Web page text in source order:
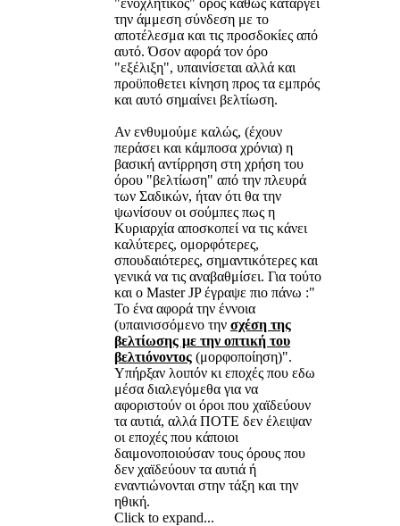
την άμμεση σύνδεση με το
αποτέλεσμα και τις προσδοκίες από
αυτό. Όσον αφορά τον όρο
"εξέλιξη", υπαινίσεται αλλά και
προϋποθετει κίνηση προς τα εμπρός
και αυτό σημαίνει βελτίωση.
Αν ενθυμούμε καλώς, (έχουν
περάσει και κάμποσα χρόνια) η
βασική αντίρρηση στη χρήση του
όρου "βελτίωση" από την πλευρά
των Σαδικών, ήταν ότι θα την
ψωνίσουν οι σούμπες πως η
Κυριαρχία αποσκοπεί να τις κάνει
καλύτερες, ομορφότερες,
σπουδαιότερες, σημαντικότερες και
γενικά να τις αναβαθμίσει. Για τούτο
και ο Master JP έγραψε πιο πάνω :"
Το ένα αφορά την έννοια
(υπαινισσόμενο την σχέση της
βελτίωσης με την οπτική του
βελτιόνοντος (μορφοποίηση)".
Υπήρξαν λοιπόν κι εποχές που εδω
μέσα διαλεγόμεθα για να
αφοριστούν οι όροι που χαϊδεύουν
τα αυτιά, αλλά ΠΟΤΕ δεν έλειψαν
οι εποχές που κάποιοι
δαιμονοποιούσαν τους όρους που
δεν χαϊδεύουν τα αυτιά ή
εναντιώνονται στην τάξη και την
ηθική.
Click to expand...